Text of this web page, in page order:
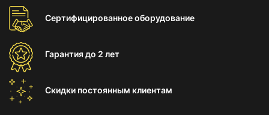
Сертифицированноеоборудование
Гарантиядо 2 лет
Скидки постоянным клиентам